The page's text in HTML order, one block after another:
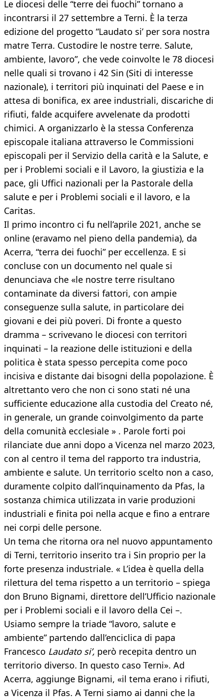
Le diocesi delle “terre dei fuochi” tornano a
incontrarsi il 27 settembre a Terni. È la terza
edizione del progetto “Laudato si’ per sora nostra
matre Terra. Custodire le nostre terre. Salute,
ambiente, lavoro”, che vede coinvolte le 78 diocesi
nelle quali si trovano i 42 Sin (Siti di interesse
nazionale), i territori più inquinati del Paese e in
attesa di bonifica, ex aree industriali, discariche di
rifiuti, falde acquifere avvelenate da prodotti
chimici. A organizzarlo è la stessa Conferenza
episcopale italiana attraverso le Commissioni
episcopali per il Servizio della carità e la Salute, e
per i Problemi sociali e il Lavoro, la giustizia e la
pace, gli Uffici nazionali per la Pastorale della
salute e per i Problemi sociali e il lavoro, e la
Caritas.
Il primo incontro ci fu nell’aprile 2021, anche se
online (eravamo nel pieno della pandemia), da
Acerra, “terra dei fuochi” per eccellenza. E si
concluse con un documento nel quale si
denunciava che «le nostre terre risultano
contaminate da diversi fattori, con ampie
conseguenze sulla salute, in particolare dei
giovani e dei più poveri. Di fronte a questo
dramma – scrivevano le diocesi con territori
inquinati – la reazione delle istituzioni e della
politica è stata spesso percepita come poco
incisiva e distante dai bisogni della popolazione. È
altrettanto vero che non ci sono stati né una
sufficiente educazione alla custodia del Creato né,
in generale, un grande coinvolgimento da parte
della comunità ecclesiale » . Parole forti poi
rilanciate due anni dopo a Vicenza nel marzo 2023,
con al centro il tema del rapporto tra industria,
ambiente e salute. Un territorio scelto non a caso,
duramente colpito dall’inquinamento da Pfas, la
sostanza chimica utilizzata in varie produzioni
industriali e finita poi nella acque e fino a entrare
nei corpi delle persone.
Un tema che ritorna ora nel nuovo appuntamento
di Terni, territorio inserito tra i Sin proprio per la
forte presenza industriale. « L’idea è quella della
rilettura del tema rispetto a un territorio – spiega
don Bruno Bignami, direttore dell’Ufficio nazionale
per i Problemi sociali e il lavoro della Cei –.
Usiamo sempre la triade “lavoro, salute e
ambiente” partendo dall’enciclica di papa
Francesco Laudato si’, però recepita dentro un
territorio diverso. In questo caso Terni». Ad
Acerra, aggiunge Bignami, «il tema erano i rifiuti,
a Vicenza il Pfas. A Terni siamo ai danni che la